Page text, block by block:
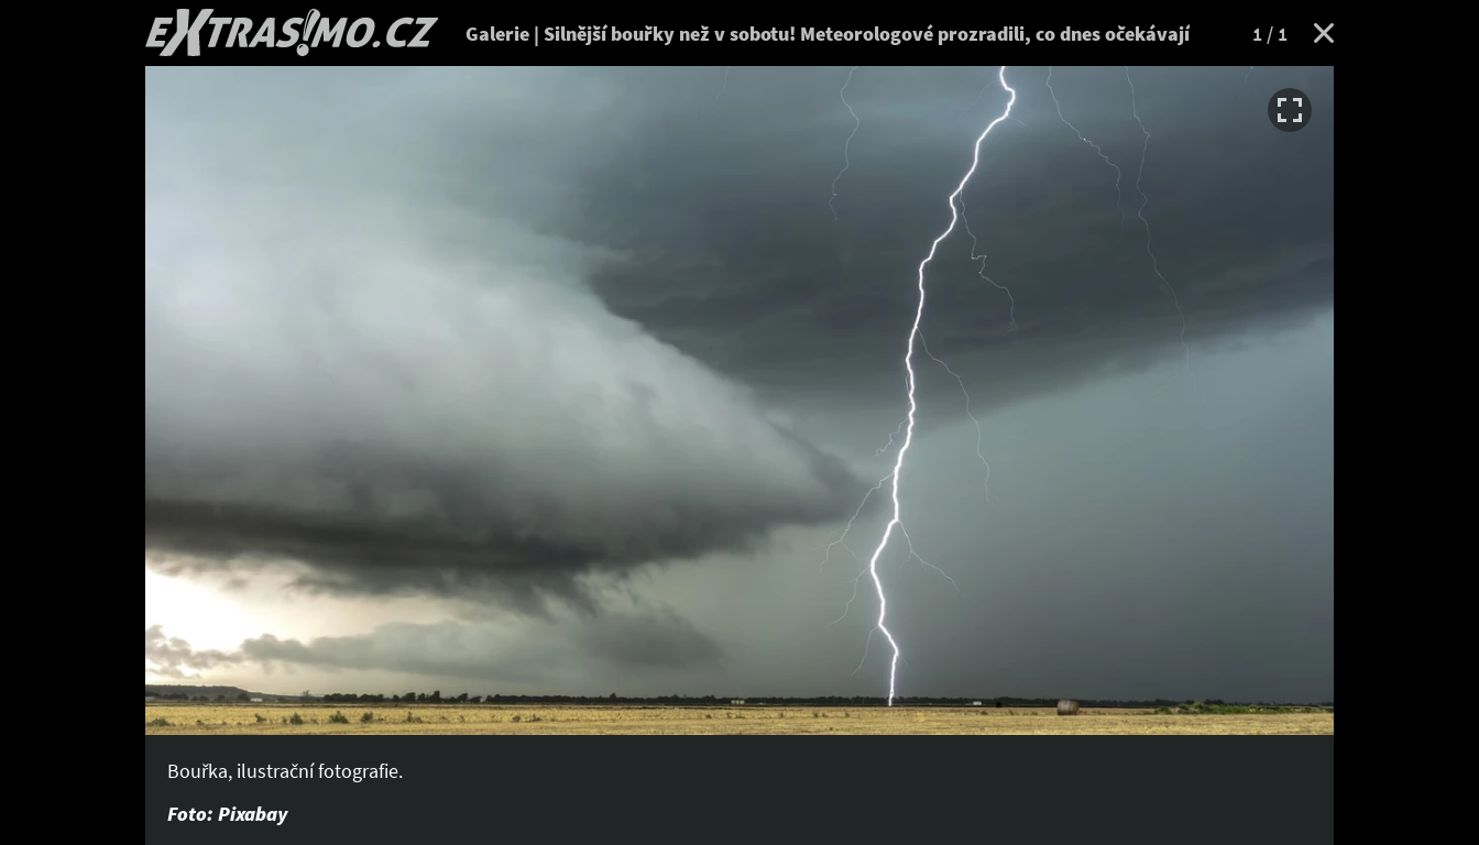
EXTRASIMO.cz
Galerie | Silnější bouřky než v sobotu! Meteorologové prozradili, co dnes očekávají 1 / 1
Bouřka, ilustrační fotografie.
Foto: Pixabay